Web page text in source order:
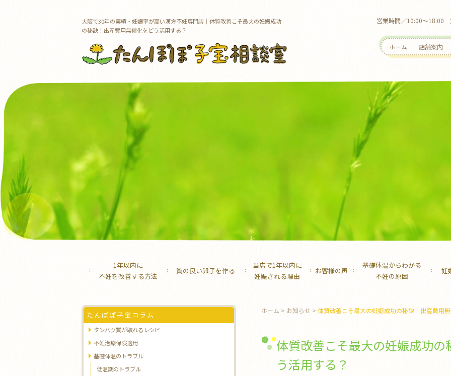
大阪で30年の実績・妊娠率が高い漢方不妊専門店｜体質改善こそ最大の妊娠成功
の秘訣！出産費用無償化をどう活用する？
営業時間／10:00～
ホーム 店舗案内
1年以内に
不妊を改善する方法
質の良い卵子を作る
当店で1年以内に
妊娠される理由
お客様の声
基礎体温からわかる
不妊の原因
妊
ホーム > お知らせ > 体質改善こそ最大の妊娠成功の秘訣！出産費用
体質改善こそ最大の妊娠成功
う活用する？
たんぽぽ子宝コラム
タンパク質が取れるレシピ
不妊治療保険適用
基礎体温のトラブル
低温期のトラブル